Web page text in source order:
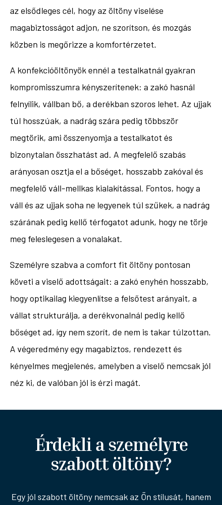
az elsődleges cél, hogy az öltöny viselése
magabiztosságot adjon, ne szorítson, és mozgás
közben is megőrizze a komfortérzetet.
A konfekcióöltönyök ennél a testalkatnál gyakran
kompromisszumra kényszerítenek: a zakó hasnál
felnyílik, vállban bő, a derékban szoros lehet. Az ujjak
túl hosszúak, a nadrág szára pedig többször
megtörik, ami összenyomja a testalkatot és
bizonytalan összhatást ad. A megfelelő szabás
arányosan osztja el a bőséget, hosszabb zakóval és
megfelelő váll-mellkas kialakítással. Fontos, hogy a
váll és az ujjak soha ne legyenek túl szűkek, a nadrág
szárának pedig kellő térfogatot adunk, hogy ne törje
meg feleslegesen a vonalakat.
Személyre szabva a comfort fit öltöny pontosan
követi a viselő adottságait: a zakó enyhén hosszabb,
hogy optikailag kiegyenlítse a felsőtest arányait, a
vállat strukturálja, a derékvonalnál pedig kellő
bőséget ad, így nem szorít, de nem is takar túlzottan.
A végeredmény egy magabiztos, rendezett és
kényelmes megjelenés, amelyben a viselő nemcsak jól
néz ki, de valóban jól is érzi magát.
Érdekli a személyre
szabott öltöny?
Egy jól szabott öltöny nemcsak az Ön stílusát, hanem